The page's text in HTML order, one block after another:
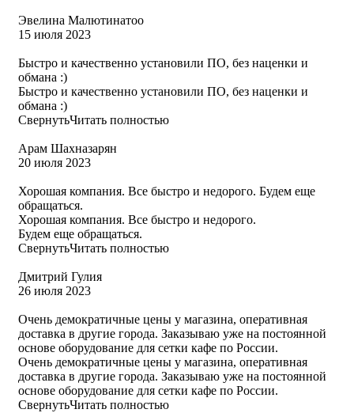
Эвелина Малютинатоо
15 июля 2023
Быстро и качественно установили ПО, без наценки и
обмана :)
Быстро и качественно установили ПО, без наценки и
обмана :)
СвернутьЧитать полностью
Арам Шахназарян
20 июля 2023
Хорошая компания. Все быстро и недорого. Будем еще
обращаться.
Хорошая компания. Все быстро и недорого.
Будем еще обращаться.
СвернутьЧитать полностью
Дмитрий Гулия
26 июля 2023
Очень демократичные цены у магазина, оперативная
доставка в другие города. Заказываю уже на постоянной
основе оборудование для сетки кафе по России.
Очень демократичные цены у магазина, оперативная
доставка в другие города. Заказываю уже на постоянной
основе оборудование для сетки кафе по России.
СвернутьЧитать полностью